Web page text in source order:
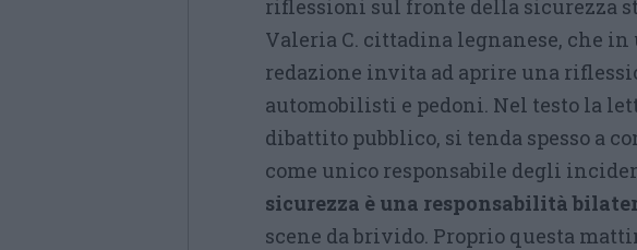
riflessioni sul fronte della sicurezza
Valeria C. cittadina legnanese, che
redazione invita ad aprire una
automobilisti e pedoni. Nel testo la
dibattito pubblico, si tenda spesso a
come unico responsabile degli
sicurezza è una responsabilità
scene da brivido. Proprio questa